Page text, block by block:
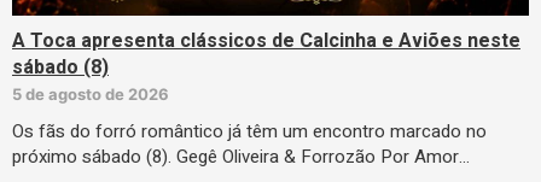
A Toca apresenta clássicos de Calcinha e Aviões neste
sábado (8)
5 de agosto de 2026
Os fãs do forró romântico já têm um encontro marcado no
próximo sábado (8). Gegê Oliveira & Forrozão Por Amor…